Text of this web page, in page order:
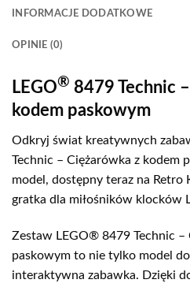
INFORMACJE DODATKOWE
OPINIE (0)
LEGO® 8479 Technic
kodem paskowym
Odkryj świat kreatywnych
Technic – Ciężarówka z kodem
model, dostępny teraz na
gratka dla miłośników klocków
Zestaw LEGO® 8479 Technic –
paskowym to nie tylko model
interaktywna zabawka. Dzięki